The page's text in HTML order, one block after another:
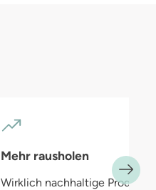
Mehr rausholen
Wirklich nachhaltige